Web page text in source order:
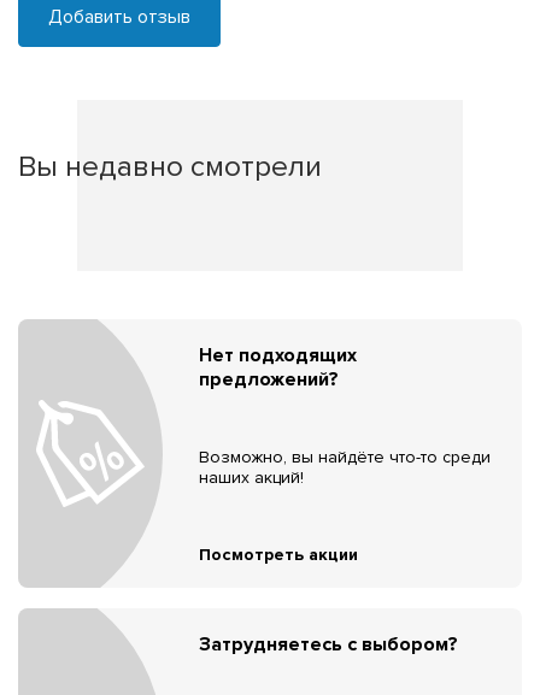
Добавить отзыв
Вы недавно смотрели
Нет подходящих
предложений?
Возможно, вы найдёте что-то среди
наших акций!
Посмотреть акции
Затрудняетесь с выбором?